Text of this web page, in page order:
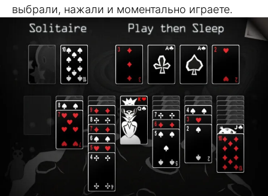
выбрали, нажали и моментально играете.